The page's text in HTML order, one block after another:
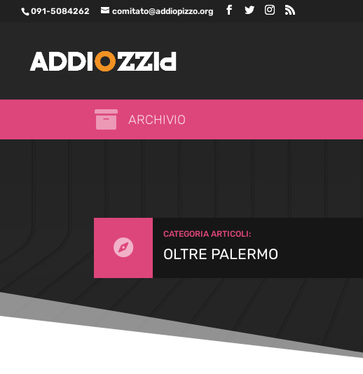
091-5084262 comitato@addiopizzo.org
 ARCHIVIO

CATEGORIA ARTICOLI:
OLTRE PALERMO